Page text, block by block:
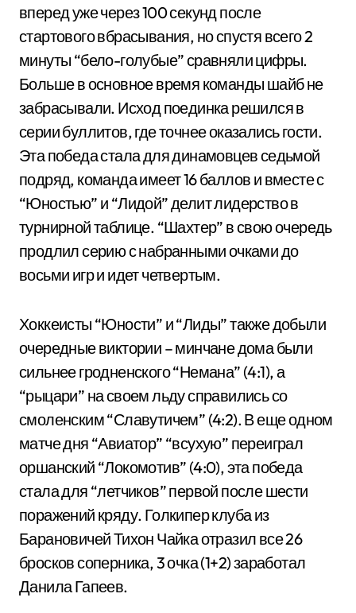
вперед уже через 100 секунд после
стартового вбрасывания, но спустя всего 2
минуты “бело-голубые” сравняли цифры.
Больше в основное время команды шайб не
забрасывали. Исход поединка решился в
серии буллитов, где точнее оказались гости.
Эта победа стала для динамовцев седьмой
подряд, команда имеет 16 баллов и вместе с
“Юностью” и “Лидой” делит лидерство в
турнирной таблице. “Шахтер” в свою очередь
продлил серию с набранными очками до
восьми игр и идет четвертым.
Хоккеисты “Юности” и “Лиды” также добыли
очередные виктории – минчане дома были
сильнее гродненского “Немана” (4:1), а
“рыцари” на своем льду справились со
смоленским “Славутичем” (4:2). В еще одном
матче дня “Авиатор” “всухую” переиграл
оршанский “Локомотив” (4:0), эта победа
стала для “летчиков” первой после шести
поражений кряду. Голкипер клуба из
Барановичей Тихон Чайка отразил все 26
бросков соперника, 3 очка (1+2) заработал
Данила Гапеев.